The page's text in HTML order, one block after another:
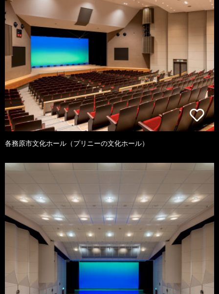
各務原市文化ホール（プリニーの文化ホール）